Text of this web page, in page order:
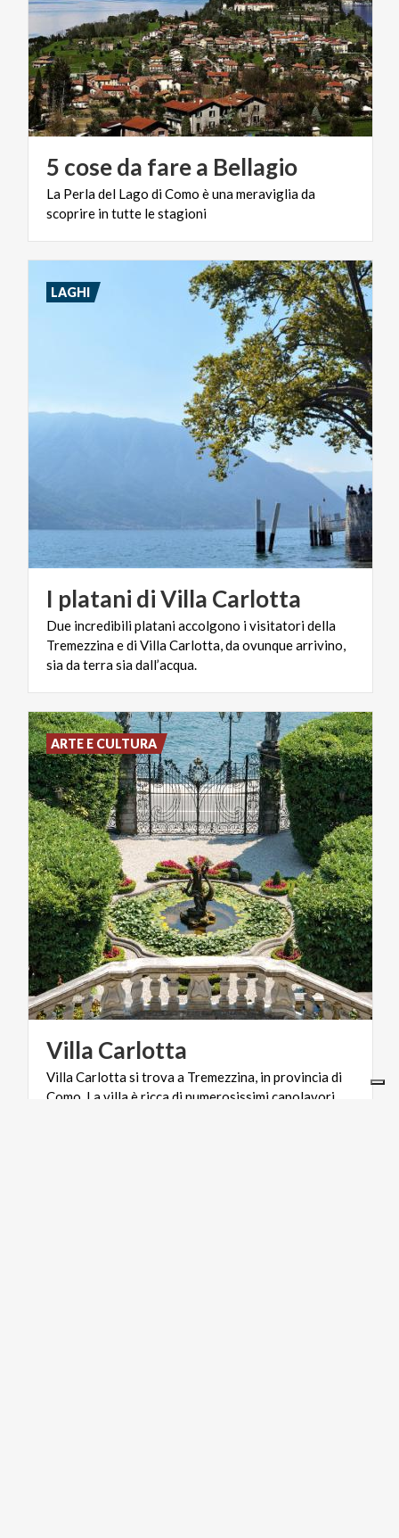
5 coseda farea Bellagio
La Perladel Lago diComo èunameravigliada
scoprire intutte lestagioni
I platani diVilla Carlotta
Due incredibili platani accolgono i visitatori della
Tremezzina e di Villa Carlotta, da ovunque arrivino,
sia da terra sia dall’acqua.
LAGHI
Villa Carlotta
Villa Carlotta si trova a Tremezzina, in provincia di
Como. La villa è ricca di numerosissimi capolavori
ARTE E CULTURA